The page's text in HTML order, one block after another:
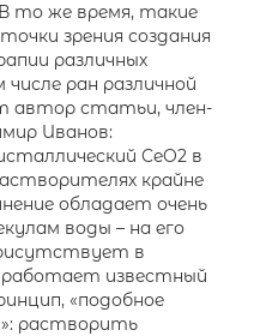
то же время, такие
зрения создания
различных
ран различной
автор статьи, член-
Иванов:
CeO2 в
крайне
обладает очень
воды – на его
в
известный
«подобное
растворить